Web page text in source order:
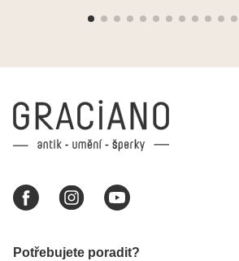
výběru, jak už bylo napsáno - na
Potřebujete poradit?